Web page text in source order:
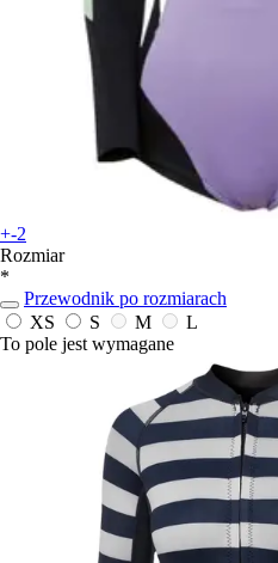
+-2
Rozmiar
*
Przewodnik po rozmiarach
XS
S M
L
To pole jest wymagane